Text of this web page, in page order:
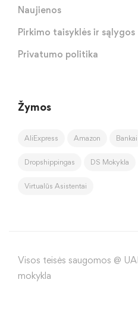
Naujienos
Pirkimo taisyklės ir sąlygos
Privatumo politika
Žymos
AliExpress Amazon Bankai
Dropshippingas DS Mokykla
Virtualūs Asistentai
Visos teisės saugomos @
mokykla